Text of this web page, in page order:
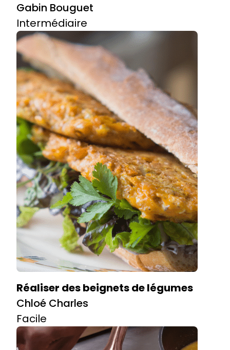
Gabin Bouguet
Intermédiaire
Réaliser des beignets de légumes
Chloé Charles
Facile